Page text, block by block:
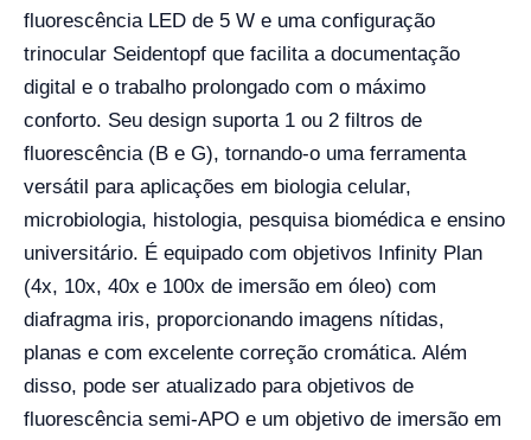
fluorescência LED de 5 W e uma configuração
trinocular Seidentopf que facilita a documentação
digital e o trabalho prolongado com o máximo
conforto. Seu design suporta 1 ou 2 filtros de
fluorescência (B e G), tornando-o uma ferramenta
versátil para aplicações em biologia celular,
microbiologia, histologia, pesquisa biomédica e ensino
universitário. É equipado com objetivos Infinity Plan
(4x, 10x, 40x e 100x de imersão em óleo) com
diafragma iris, proporcionando imagens nítidas,
planas e com excelente correção cromática. Além
disso, pode ser atualizado para objetivos de
fluorescência semi-APO e um objetivo de imersão em